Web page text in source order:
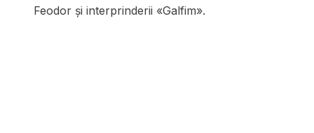
Feodor și interprinderii «Galfim».